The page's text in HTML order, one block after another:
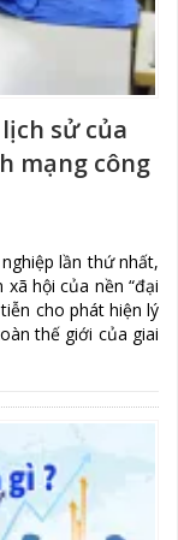
sử của
mạng công
lần thứ nhất,
hội của nền “đại
cho phát hiện lý
thế giới của giai